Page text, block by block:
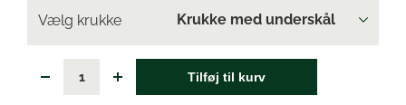
Vælg krukke
Tilføj til kurv